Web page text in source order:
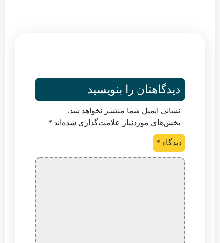
دیدگاهتان را بنویسید
نشانی ایمیل شما منتشر نخواهد شد.
بخش‌های موردنیاز علامت‌گذاری شده‌اند *
دیدگاه *